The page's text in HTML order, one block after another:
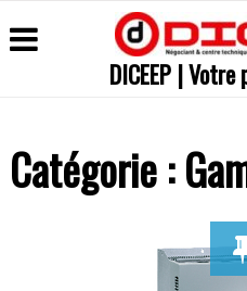
DICEEP |
Catégorie :